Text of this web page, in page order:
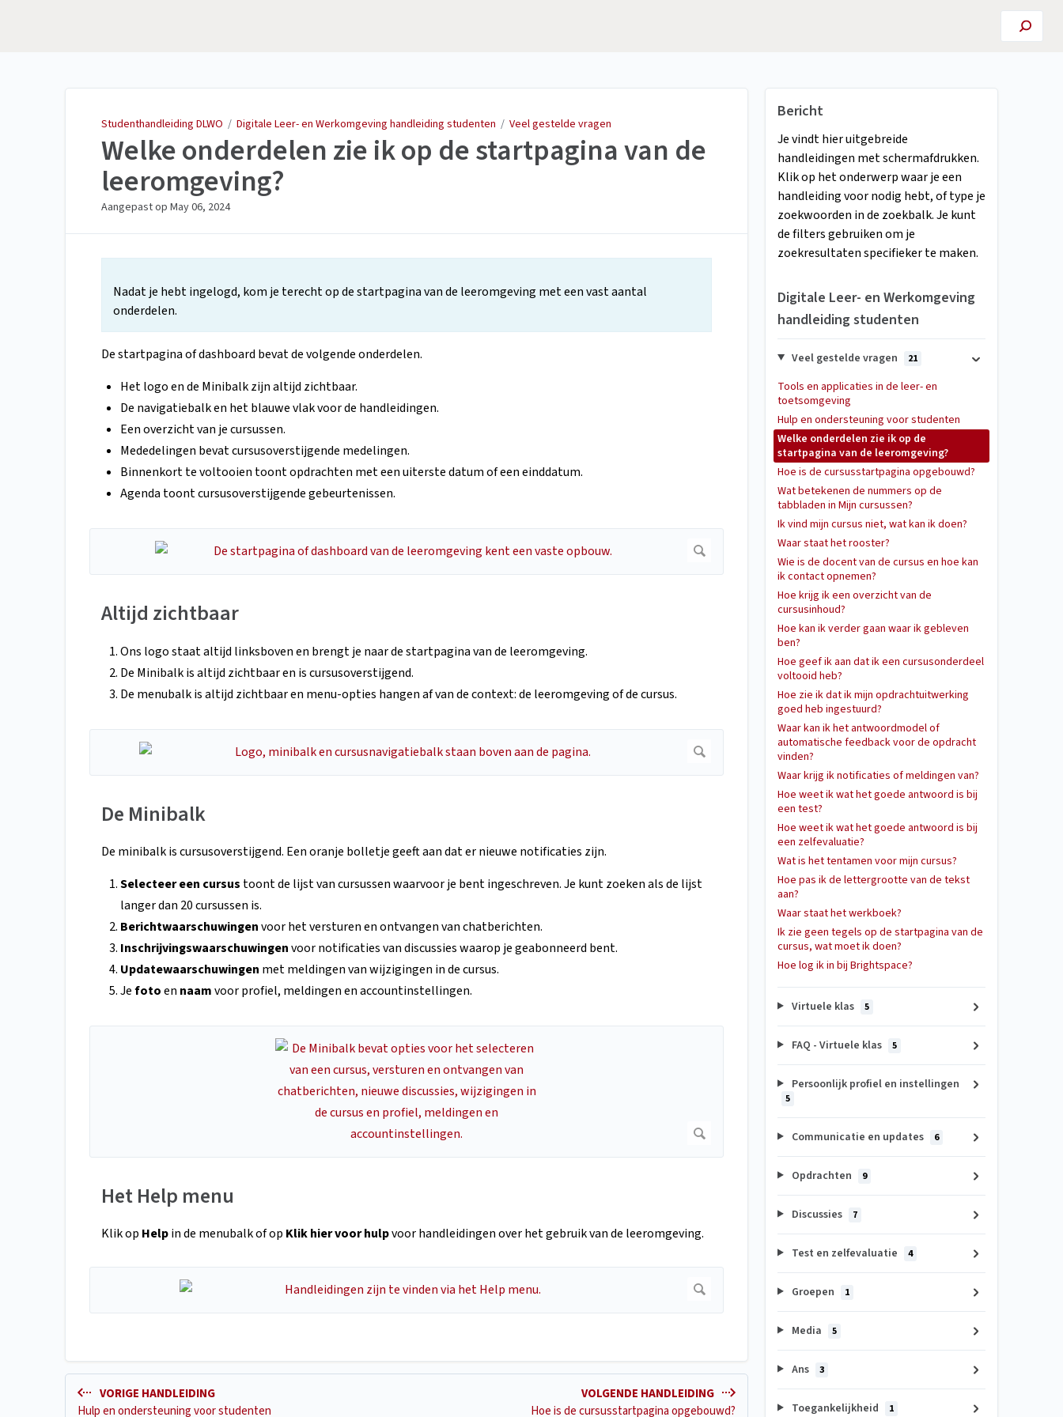
Studenthandleiding DLWO / Digitale Leer- en Werkomgeving handleiding studenten / Veel gestelde vragen
Welke onderdelen zie ik op de startpagina van de
leeromgeving?
Aangepast op May 06, 2024
Nadat je hebt ingelogd, kom je terecht op de startpagina van de leeromgeving met een vast aantal
onderdelen.
De startpagina of dashboard bevat de volgende onderdelen.
Het logo en de Minibalk zijn altijd zichtbaar.
De navigatiebalk en het blauwe vlak voor de handleidingen.
Een overzicht van je cursussen.
Mededelingen bevat cursusoverstijgende medelingen.
Binnenkort te voltooien toont opdrachten met een uiterste datum of een einddatum.
Agenda toont cursusoverstijgende gebeurtenissen.
Altijd zichtbaar
Ons logo staat altijd linksboven en brengt je naar de startpagina van de leeromgeving.
De Minibalk is altijd zichtbaar en is cursusoverstijgend.
De menubalk is altijd zichtbaar en menu-opties hangen af van de context: de leeromgeving of de cursus.
De Minibalk
De minibalk is cursusoverstijgend. Een oranje bolletje geeft aan dat er nieuwe notificaties zijn.
Selecteer een cursus toont de lijst van cursussen waarvoor je bent ingeschreven. Je kunt zoeken als de lijst
langer dan 20 cursussen is.
Berichtwaarschuwingenvoor het versturen en ontvangen van chatberichten.
Inschrijvingswaarschuwingenvoor notificaties van discussies waarop je geabonneerd bent.
Updatewaarschuwingen met meldingen van wijzigingen in de cursus.
Jefotoen naamvoor profiel, meldingen en accountinstellingen.
Het Help menu
Klik op Helpin de menubalk of op Klik hier voor hulpvoor handleidingen over het gebruik van de leeromgeving.
VORIGE HANDLEIDING
Hulp en ondersteuning voor studenten
VOLGENDE HANDLEIDING
Hoe is de cursusstartpagina opgebouwd?
Bericht
Je vindt hier uitgebreide
handleidingen met schermafdrukken.
Klik op het onderwerp waar je een
handleiding voor nodig hebt, of type je
zoekwoorden in de zoekbalk. Je kunt
de filters gebruiken om je
zoekresultaten specifieker te maken.
Digitale Leer- en Werkomgeving
handleiding studenten
Veel gestelde vragen 21
Tools en applicaties in de leer- en
toetsomgeving
Hulp en ondersteuning voor studenten
Welke onderdelen zie ik op de
startpagina van de leeromgeving?
Hoe is de cursusstartpagina opgebouwd?
Wat betekenen de nummers op de
tabbladen in Mijn cursussen?
Ik vind mijn cursus niet, wat kan ik doen?
Waar staat het rooster?
Wie is de docent van de cursus en hoe kan
ik contact opnemen?
Hoe krijg ik een overzicht van de
cursusinhoud?
Hoe kan ik verder gaan waar ik gebleven
ben?
Hoe geef ik aan dat ik een cursusonderdeel
voltooid heb?
Hoe zie ik dat ik mijn opdrachtuitwerking
goed heb ingestuurd?
Waar kan ik het antwoordmodel of
automatische feedback voor de opdracht
vinden?
Waar krijg ik notificaties of meldingen van?
Hoe weet ik wat het goede antwoord is bij
een test?
Hoe weet ik wat het goede antwoord is bij
een zelfevaluatie?
Wat is het tentamen voor mijn cursus?
Hoe pas ik de lettergrootte van de tekst
aan?
Waar staat het werkboek?
Ik zie geen tegels op de startpagina van de
cursus, wat moet ik doen?
Hoe log ik in bij Brightspace?
Virtuele klas 5
FAQ - Virtuele klas 5
Persoonlijk profiel en instellingen
5
Communicatie en updates 6
Opdrachten 9
Discussies 7
Test en zelfevaluatie 4
Groepen 1
Media 5
Ans 3
Toegankelijkheid 1